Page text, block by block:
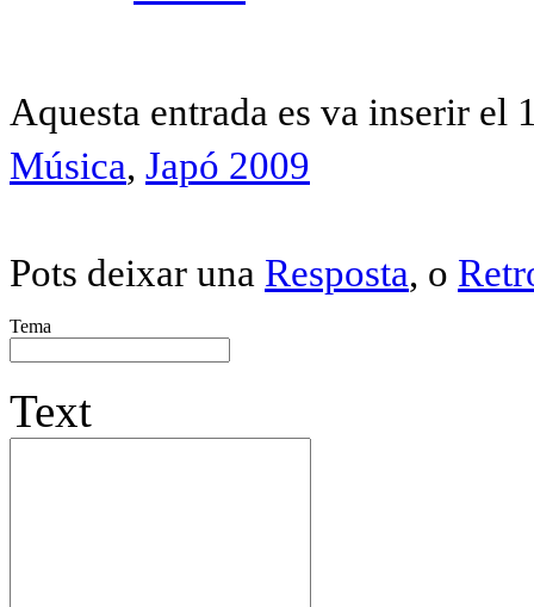
Aquesta entrada es va inserir el
Música, Japó 2009
Pots deixar una Resposta, o
Tema
Text